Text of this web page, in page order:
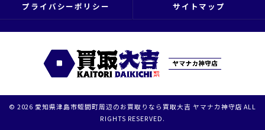
プライバシーポリシー サイトマップ
© 2026 愛知県津島市蛭間町周辺のお買取りなら買取大吉 ヤマナカ神守店 ALL
RIGHTS RESERVED.